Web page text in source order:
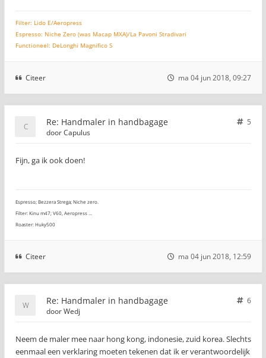
Filter: Lido E/Aeropress
Espresso: Niche Zero (was Macap MXA)/La Pavoni Stradivari
Functioneel: DeLonghi Magnifico S
Citeer ma 04 jun 2018, 09:27
Re: Handmaler in handbagage
5
doorCapulus
Fijn, ga ik ook doen!
Espresso; Bezzera Strega; Niche zero.
Filter: Kinu m47; V60, Aeropress ...
Roaster: Huky500
Citeer ma 04 jun 2018, 12:59
Re: Handmaler in handbagage
6
doorWedj
Neem de maler mee naar hong kong, indonesie, zuid korea. Slechts
eenmaal een verklaring moeten tekenen dat ik er verantwoordelijk